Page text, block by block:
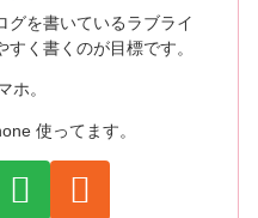
グを書いているラブライ
く書くのが目標です。
ホ。
使ってます。